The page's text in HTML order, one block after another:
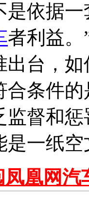
是依据
者利益
出台，
合条件
监督和
是一纸空
凤凰网汽